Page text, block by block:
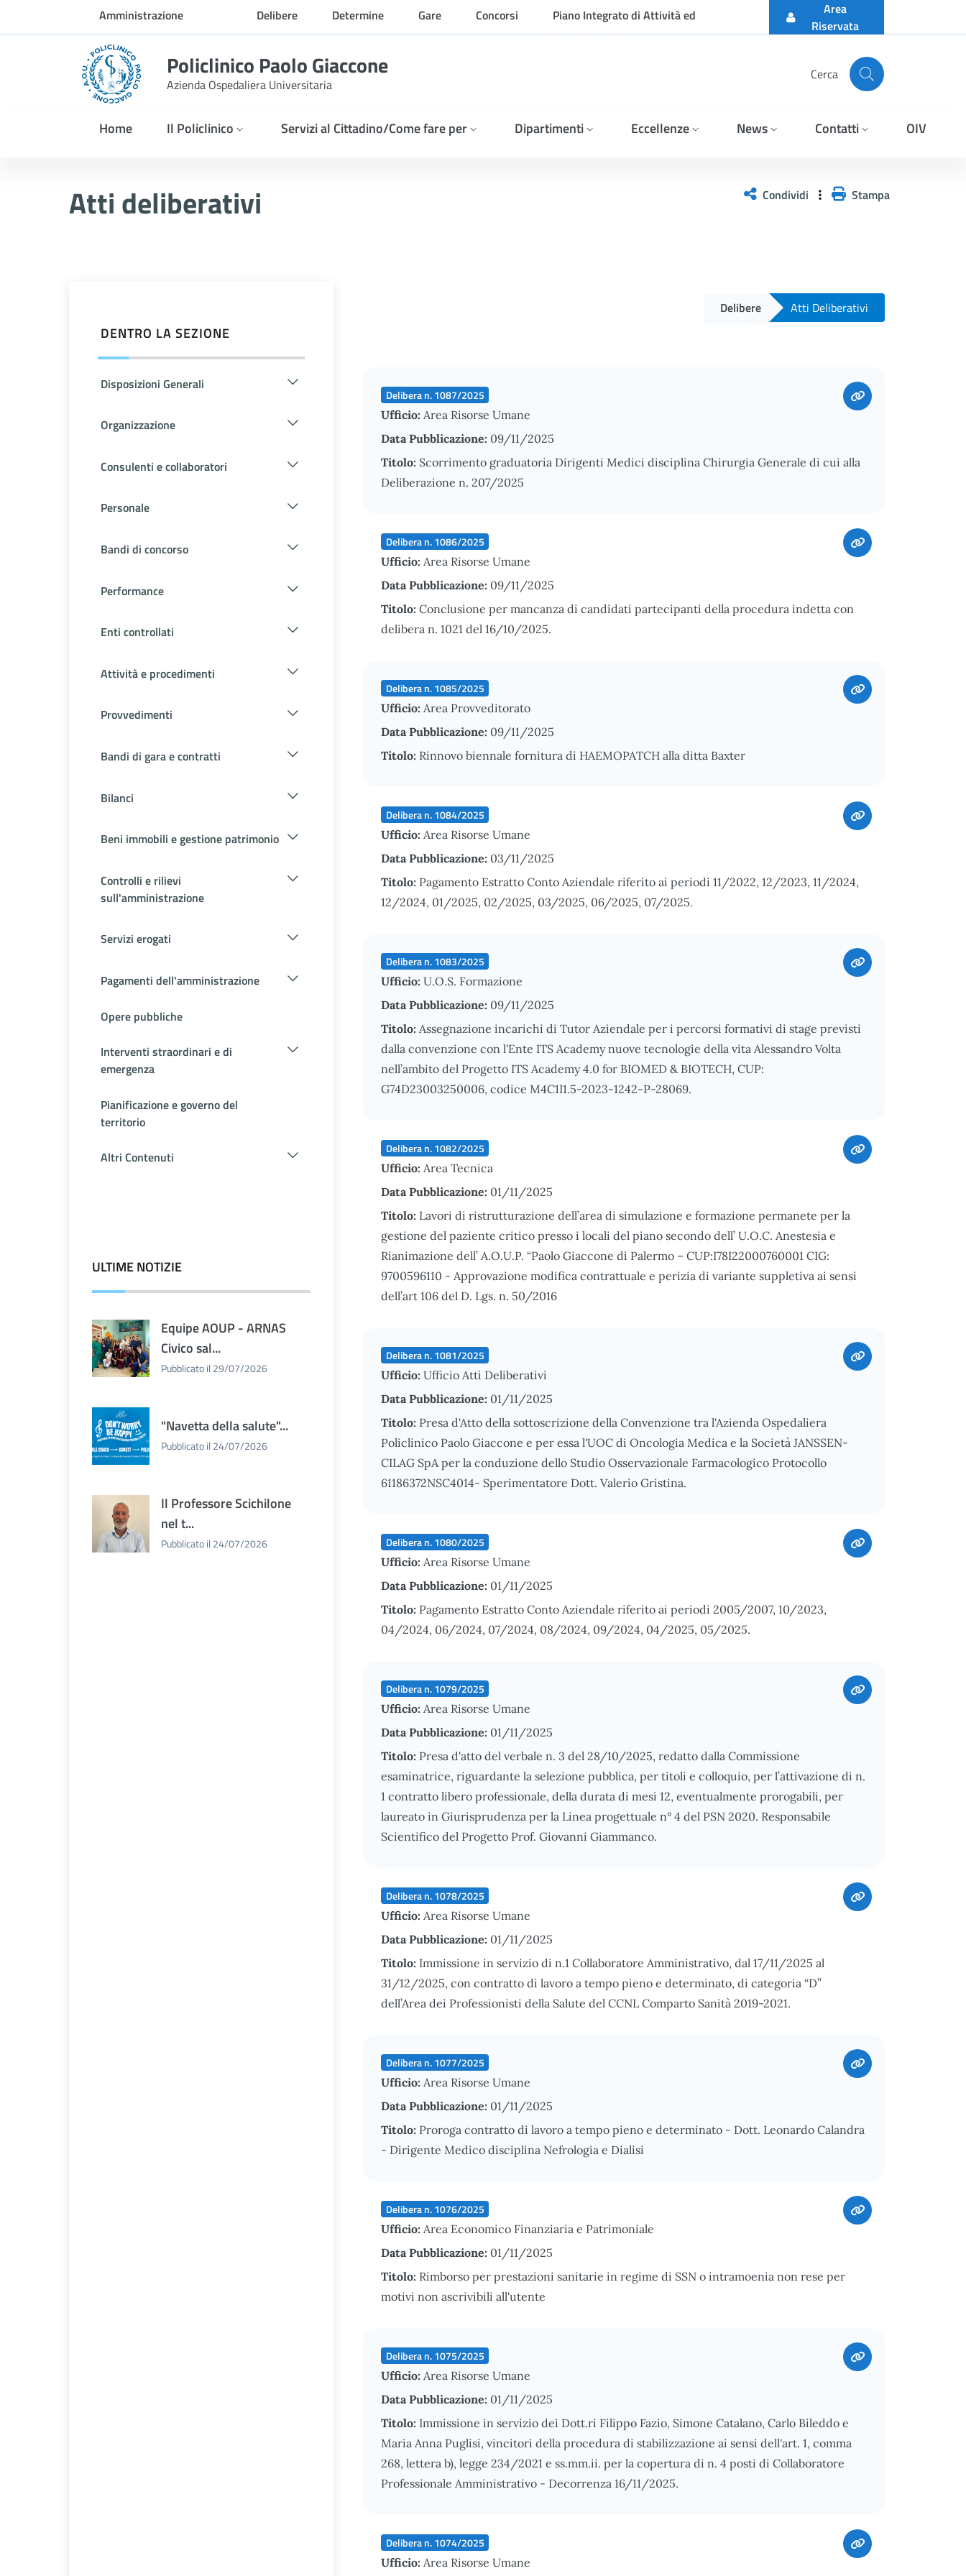
Skip to Main ContentAmministrazione
trasparente
Delibere Determine Gare Concorsi
Piano Integrato di Attività ed
Organizzazione
Area
Riservata
Policlinico Paolo Giaccone
Azienda Ospedaliera Universitaria
Cerca
Home Il Policlinico Servizi al Cittadino/Come fare per Dipartimenti Eccellenze News Contatti OIV
Atti deliberativi Condividi Stampa
DENTRO LA SEZIONE
Disposizioni Generali
Organizzazione
Consulenti e collaboratori
Personale
Bandi di concorso
Performance
Enti controllati
Attività e procedimenti
Provvedimenti
Bandi di gara e contratti
Bilanci
Beni immobili e gestione patrimonio
Controlli e rilievi
sull'amministrazione
Servizi erogati
Pagamenti dell'amministrazione
Opere pubbliche
Interventi straordinari e di
emergenza
Pianificazione e governo del
territorio
Altri Contenuti
ULTIME NOTIZIE
Equipe AOUP - ARNAS
Civico sal...
Pubblicato il 29/07/2026
"Navetta della salute"...
Pubblicato il 24/07/2026
Il Professore Scichilone
nel t...
Pubblicato il 24/07/2026
Delibere Atti Deliberativi
Delibera n. 1087/2025
Ufficio: Area Risorse Umane
Data Pubblicazione: 09/11/2025
Titolo: Scorrimento graduatoria Dirigenti Medici disciplina Chirurgia Generale di cui alla
Deliberazione n. 207/2025
Delibera n. 1086/2025
Ufficio: Area Risorse Umane
Data Pubblicazione: 09/11/2025
Titolo: Conclusione per mancanza di candidati partecipanti della procedura indetta con
delibera n. 1021 del 16/10/2025.
Delibera n. 1085/2025
Ufficio: Area Provveditorato
Data Pubblicazione: 09/11/2025
Titolo: Rinnovo biennale fornitura di HAEMOPATCH alla ditta Baxter
Delibera n. 1084/2025
Ufficio: Area Risorse Umane
Data Pubblicazione: 03/11/2025
Titolo: Pagamento Estratto Conto Aziendale riferito ai periodi 11/2022, 12/2023, 11/2024,
12/2024, 01/2025, 02/2025, 03/2025, 06/2025, 07/2025.
Delibera n. 1083/2025
Ufficio: U.O.S. Formazione
Data Pubblicazione: 09/11/2025
Titolo: Assegnazione incarichi di Tutor Aziendale per i percorsi formativi di stage previsti
dalla convenzione con l'Ente ITS Academy nuove tecnologie della vita Alessandro Volta
nell’ambito del Progetto ITS Academy 4.0 for BIOMED & BIOTECH, CUP:
G74D23003250006, codice M4C1I1.5-2023-1242-P-28069.
Delibera n. 1082/2025
Ufficio: Area Tecnica
Data Pubblicazione: 01/11/2025
Titolo: Lavori di ristrutturazione dell’area di simulazione e formazione permanete per la
gestione del paziente critico presso i locali del piano secondo dell’ U.O.C. Anestesia e
Rianimazione dell’ A.O.U.P. “Paolo Giaccone di Palermo – CUP:I78I22000760001 CIG:
9700596110 - Approvazione modifica contrattuale e perizia di variante suppletiva ai sensi
dell’art 106 del D. Lgs. n. 50/2016
Delibera n. 1081/2025
Ufficio: Ufficio Atti Deliberativi
Data Pubblicazione: 01/11/2025
Titolo: Presa d'Atto della sottoscrizione della Convenzione tra l'Azienda Ospedaliera
Policlinico Paolo Giaccone e per essa l'UOC di Oncologia Medica e la Società JANSSEN-
CILAG SpA per la conduzione dello Studio Osservazionale Farmacologico Protocollo
61186372NSC4014- Sperimentatore Dott. Valerio Gristina.
Delibera n. 1080/2025
Ufficio: Area Risorse Umane
Data Pubblicazione: 01/11/2025
Titolo: Pagamento Estratto Conto Aziendale riferito ai periodi 2005/2007, 10/2023,
04/2024, 06/2024, 07/2024, 08/2024, 09/2024, 04/2025, 05/2025.
Delibera n. 1079/2025
Ufficio: Area Risorse Umane
Data Pubblicazione: 01/11/2025
Titolo: Presa d'atto del verbale n. 3 del 28/10/2025, redatto dalla Commissione
esaminatrice, riguardante la selezione pubblica, per titoli e colloquio, per l’attivazione di n.
1 contratto libero professionale, della durata di mesi 12, eventualmente prorogabili, per
laureato in Giurisprudenza per la Linea progettuale n° 4 del PSN 2020. Responsabile
Scientifico del Progetto Prof. Giovanni Giammanco.
Delibera n. 1078/2025
Ufficio: Area Risorse Umane
Data Pubblicazione: 01/11/2025
Titolo: Immissione in servizio di n.1 Collaboratore Amministrativo, dal 17/11/2025 al
31/12/2025, con contratto di lavoro a tempo pieno e determinato, di categoria “D”
dell’Area dei Professionisti della Salute del CCNL Comparto Sanità 2019-2021.
Delibera n. 1077/2025
Ufficio: Area Risorse Umane
Data Pubblicazione: 01/11/2025
Titolo: Proroga contratto di lavoro a tempo pieno e determinato - Dott. Leonardo Calandra
- Dirigente Medico disciplina Nefrologia e Dialisi
Delibera n. 1076/2025
Ufficio: Area Economico Finanziaria e Patrimoniale
Data Pubblicazione: 01/11/2025
Titolo: Rimborso per prestazioni sanitarie in regime di SSN o intramoenia non rese per
motivi non ascrivibili all'utente
Delibera n. 1075/2025
Ufficio: Area Risorse Umane
Data Pubblicazione: 01/11/2025
Titolo: Immissione in servizio dei Dott.ri Filippo Fazio, Simone Catalano, Carlo Bileddo e
Maria Anna Puglisi, vincitori della procedura di stabilizzazione ai sensi dell'art. 1, comma
268, lettera b), legge 234/2021 e ss.mm.ii. per la copertura di n. 4 posti di Collaboratore
Professionale Amministrativo - Decorrenza 16/11/2025.
Delibera n. 1074/2025
Ufficio: Area Risorse Umane